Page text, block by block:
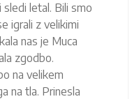
letal. Bili smo
igrali z velikimi
nas je Muca
zgodbo.
na velikem
na tla. Prinesla